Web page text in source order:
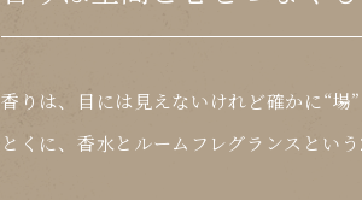
香りは、目には見えないけれど確かに“場
とくに、香水とルームフレグランスという